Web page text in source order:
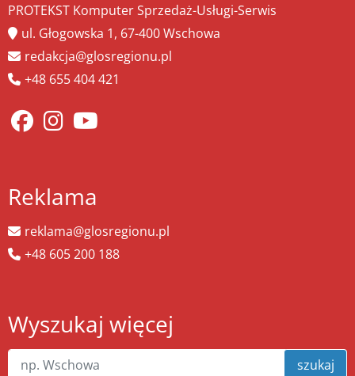
PROTEKST Komputer Sprzedaż-Usługi-Serwis
ul. Głogowska 1, 67-400 Wschowa
redakcja@glosregionu.pl
+48 655 404 421
Reklama
reklama@glosregionu.pl
+48 605 200 188
Wyszukaj więcej
szukaj